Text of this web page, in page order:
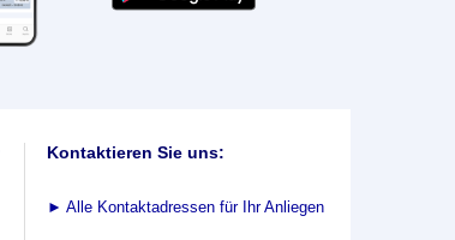
Kontaktieren Sie uns:
► Alle Kontaktadressen für Ihr Anliegen